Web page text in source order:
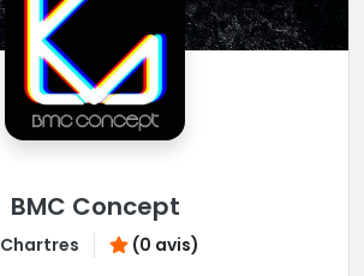
BMC Concept
Chartres (0 avis)